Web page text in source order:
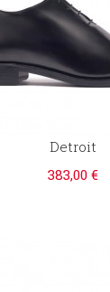
Detroit
383,00 €